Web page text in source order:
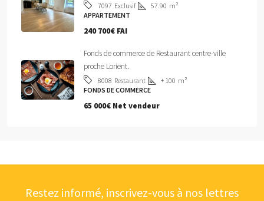
7097 Exclusif 57.90 m²
APPARTEMENT
240 700€ FAI
Fonds de commerce de Restaurant centre-ville
proche Lorient.
8008 Restaurant + 100 m²
FONDS DE COMMERCE
65 000€ Net vendeur
Restez informé, inscrivez-vous à nos lettres